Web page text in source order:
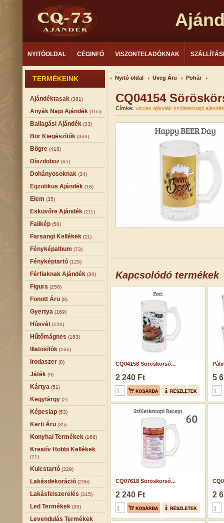
NYITÓOLDAL CÉGINFÓ VISZONTELADÓKNAK
TERMÉKEINK
Ajándéktasak (381)
Anyák Napi Ajándék (165)
Ballagási Ajándék (33)
Bor Kiegészítők (363)
Bögre (418)
Díszdoboz (65)
Dohányosoknak (34)
Egzotikus Ajándék (18)
Elem (35)
Esküvőre Ajándék (111)
Falikép (50)
Farsangi Kellékek (11)
Fényképalbum (73)
Fényképtartó (125)
Férfiaknak Ajándék (30)
Figura (258)
Fonott Áru (8)
Gyertya (169)
Húsvét (120)
Hűtőmágnes (183)
Illatosítók (166)
Irodaszer (8)
Játék (9)
Kártya (51)
Kegytárgy (2)
Képeslap (53)
Kerti Áru (35)
Konyhai Termékek (168)
Kreatív Hobbi Kellékek
(21)
Kulcstartó (329)
Lakásdekoráció (296)
Lakásfelszerelés (315)
Led Termékek (35)
Levendulás Termékek
Nyitó oldal Üveg Áru Pohár
CQ04154
Címke: vicces ajándék születésnapi ajándék
Kapcsolódó termékek
CQ04158 Söröskorsó...
2 240 Ft 5
CQ07618 Söröskorsó...
2 240 Ft 2